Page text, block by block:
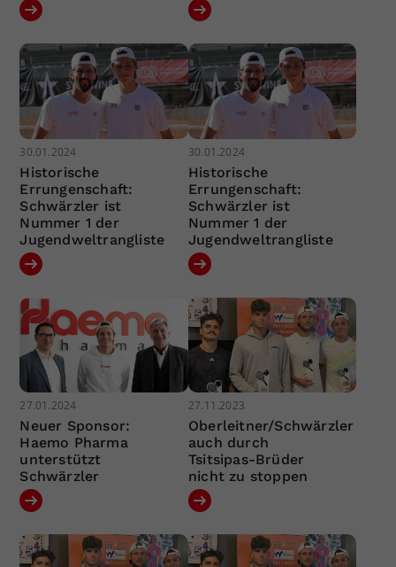
30.01.2024
Historische
Errungenschaft:
Schwärzler ist
Nummer 1 der
Jugendweltrangliste
30.01.2024
Historische
Errungenschaft:
Schwärzler ist
Nummer 1 der
Jugendweltrangliste
27.01.2024
Neuer Sponsor:
Haemo Pharma
unterstützt
Schwärzler
27.11.2023
Oberleitner/Schwärzler
auch durch
Tsitsipas-Brüder
nicht zu stoppen